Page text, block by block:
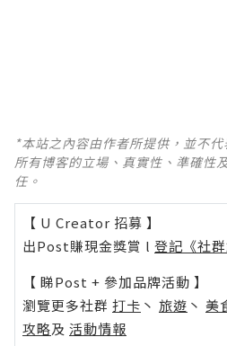
*本站之內容由作者所提供，並不
所有博客的立場、真實性、準確性
任。
【 U Creator 招募 】
出Post賺現金獎賞 l 登記《社
【 睇Post + 參加品牌活動 】
瀏覽更多社群 打卡 丶 旅遊 丶 美
攻略及 活動情報